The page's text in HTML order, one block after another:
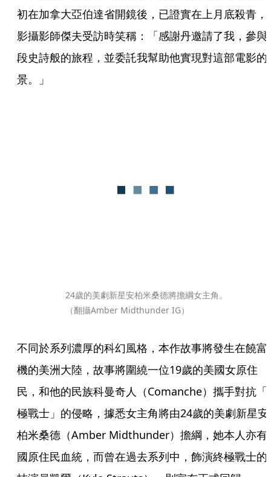
初在加拿大亞伯達省開鏡後，已證實在上月底殺青，
影攝影師傑夫受訪時笑稱：「感謝丹邀請了我，參與
段史詩般的旅程，並委託我幫助他實現對這部電影的
景。」
24歲的美劇新星安柏米桑德將擔綱女主角。
（翻攝Amber Midthunder IG）
不同於系列濃厚的科幻風格，本作故事將發生在饒富
機的美洲大陸，故事將圍繞一位19歲的美國女原住
民，和他的民族科曼奇人（Comanche）攜手對抗「
極戰士」的侵略，據悉女主角將由24歲的美劇新星安
柏米桑德（Amber Midthunder）擔綱，她本人亦有
國原住民血統，而曾在過去系列中，飾演終極戰士的